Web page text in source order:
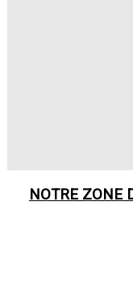
NOTRE ZONE